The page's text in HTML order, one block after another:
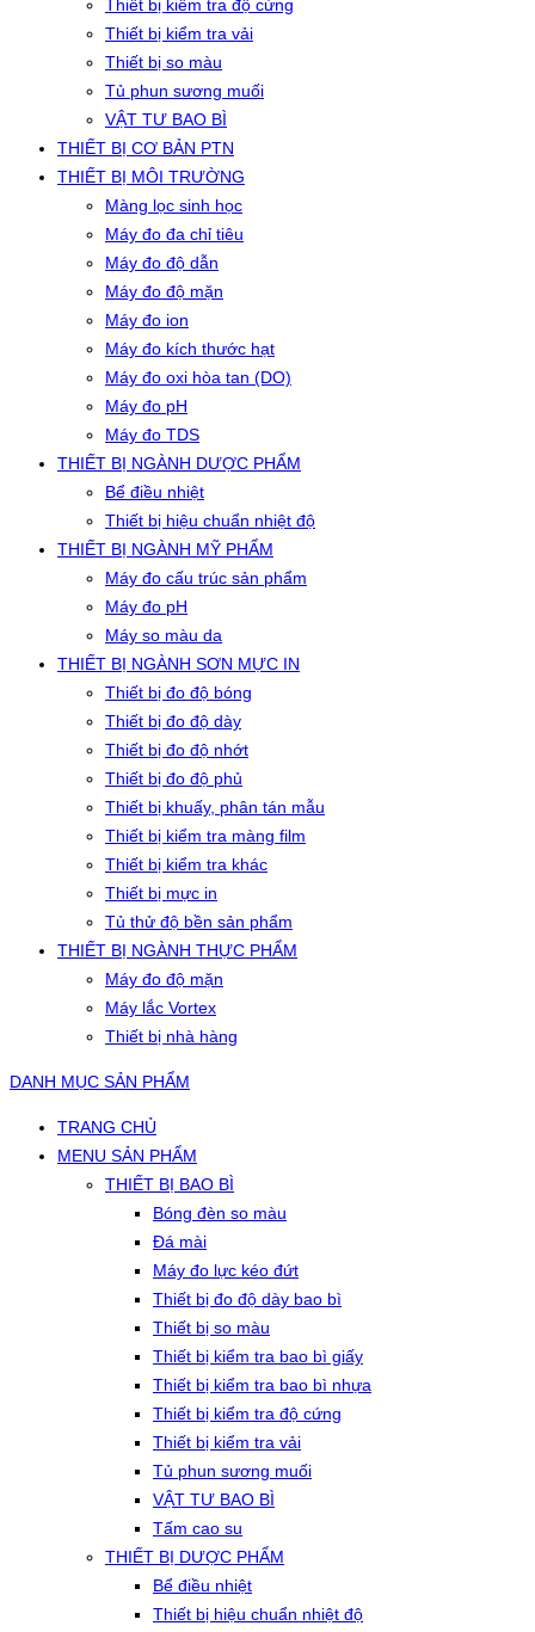
Thiết bị kiểm tra độ cứng
Thiết bị kiểm tra vải
Thiết bị so màu
Tủ phun sương muối
VẬT TƯ BAO BÌ
THIẾT BỊ CƠ BẢN PTN
THIẾT BỊ MÔI TRƯỜNG
Màng lọc sinh học
Máy đo đa chỉ tiêu
Máy đo độ dẫn
Máy đo độ mặn
Máy đo ion
Máy đo kích thước hạt
Máy đo oxi hòa tan (DO)
Máy đo pH
Máy đo TDS
THIẾT BỊ NGÀNH DƯỢC PHẨM
Bể điều nhiệt
Thiết bị hiệu chuẩn nhiệt độ
THIẾT BỊ NGÀNH MỸ PHẨM
Máy đo cấu trúc sản phẩm
Máy đo pH
Máy so màu da
THIẾT BỊ NGÀNH SƠN MỰC IN
Thiết bị đo độ bóng
Thiết bị đo độ dày
Thiết bị đo độ nhớt
Thiết bị đo độ phủ
Thiết bị khuấy, phân tán mẫu
Thiết bị kiểm tra màng film
Thiết bị kiểm tra khác
Thiết bị mực in
Tủ thử độ bền sản phẩm
THIẾT BỊ NGÀNH THỰC PHẨM
Máy đo độ mặn
Máy lắc Vortex
Thiết bị nhà hàng
DANH MỤC SẢN PHẨM
TRANG CHỦ
MENU SẢN PHẨM
THIẾT BỊ BAO BÌ
Bóng đèn so màu
Đá mài
Máy đo lực kéo đứt
Thiết bị đo độ dày bao bì
Thiết bị so màu
Thiết bị kiểm tra bao bì giấy
Thiết bị kiểm tra bao bì nhựa
Thiết bị kiểm tra độ cứng
Thiết bị kiểm tra vải
Tủ phun sương muối
VẬT TƯ BAO BÌ
Tấm cao su
THIẾT BỊ DƯỢC PHẨM
Bể điều nhiệt
Thiết bị hiệu chuẩn nhiệt độ